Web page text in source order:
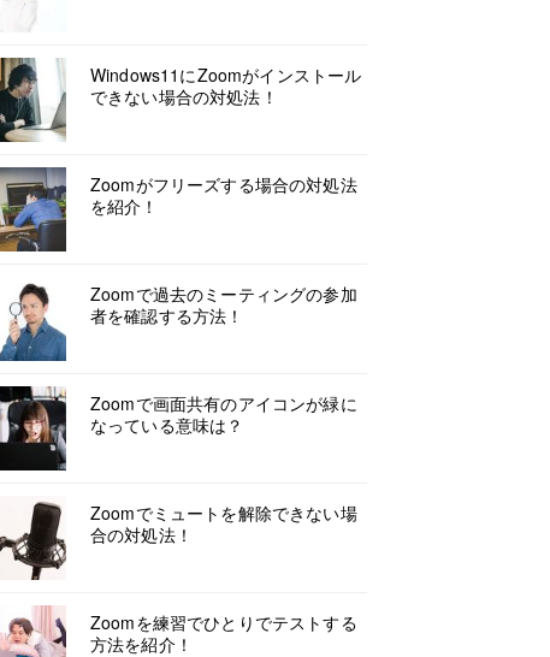
Windows11にZoomがインストール
できない場合の対処法！
Zoomがフリーズする場合の対処法
を紹介！
Zoomで過去のミーティングの参加
者を確認する方法！
Zoomで画面共有のアイコンが緑に
なっている意味は？
Zoomでミュートを解除できない場
合の対処法！
Zoomを練習でひとりでテストする
方法を紹介！